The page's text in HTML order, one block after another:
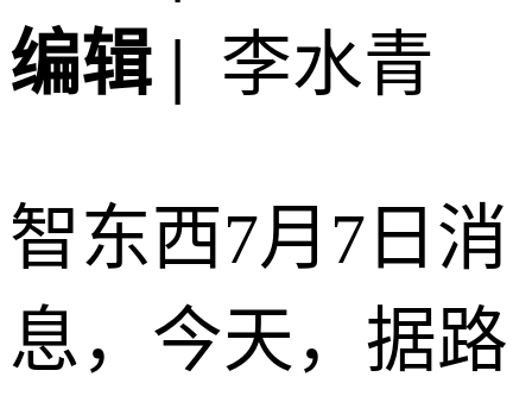
编辑 | 李水青
智东西7月7日消
息，今天，据路